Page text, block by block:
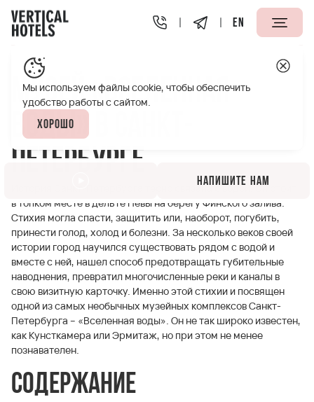
EN
Апарт-отели Vertical Музей
Музей «Вселенная
воды» в Санкт-
Петербурге
История Санкт-Петербурга тесно связана с водой. Он стоит
в топком месте в дельте Невы на берегу Финского залива.
Стихия могла спасти, защитить или, наоборот, погубить,
принести голод, холод и болезни. За несколько веков своей
истории город научился существовать рядом с водой и
вместе с ней, нашел способ предотвращать губительные
наводнения, превратил многочисленные реки и каналы в
свою визитную карточку. Именно этой стихии и посвящен
одной из самых необычных музейных комплексов Санкт-
Петербурга – «Вселенная воды». Он не так широко известен,
как Кунсткамера или Эрмитаж, но при этом не менее
познавателен.
Содержание
Мы используем файлы cookie, чтобы обеспечить
удобство работы с сайтом.
Хорошо
Напишите нам